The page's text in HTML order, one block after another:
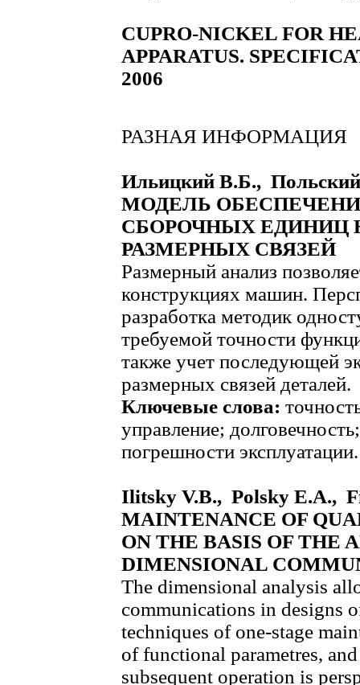
CUPRO-NICKEL FOR
APPARATUS.
2006
РАЗНАЯ ИНФОРМАЦИЯ
Ильицкий В.Б.,
МОДЕЛЬ
СБОРОЧНЫХ ЕДИНИЦ
РАЗМЕРНЫХ СВЯЗЕЙ
Размерный анализ
конструкциях машин.
разработка методик
требуемой точности
также учет последующей
размерных связей деталей.
Ключевые слова:
управление;
погрешности эксплуатации.
Ilitsky V.B., Polsky E.A.,
MAINTENANCE OF
ON THE BASIS OF THE
DIMENSIONAL
The dimensional analysis
communications in designs
techniques of one-stage
of functional parametres,
subsequent operation is